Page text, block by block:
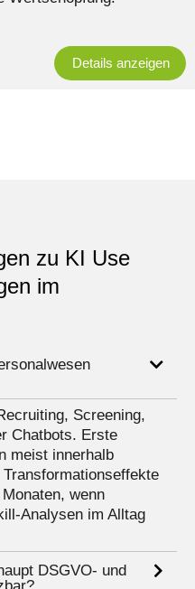
Details anzeigen
zu KI Use
im
Screening,
Chatbots. Erste
meist innerhalb
wenn
Analysen im Alltag
DSGVO- und